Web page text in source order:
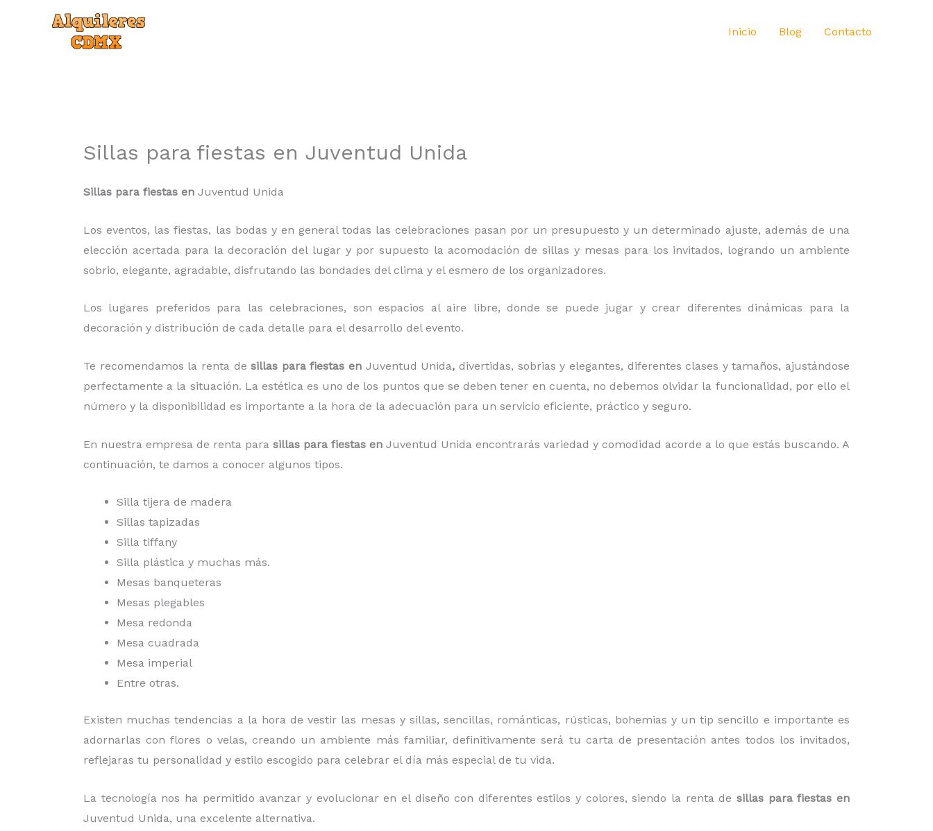
Inicio Blog Contacto
Sillas para fiestas en Juventud Unida
Sillas para fiestas en Juventud Unida
Los eventos, las fiestas, las bodas y en general todas las celebraciones pasan por un presupuesto y un determinado ajuste, además de una
elección acertada para la decoración del lugar y por supuesto la acomodación de sillas y mesas para los invitados, logrando un ambiente
sobrio, elegante, agradable, disfrutando las bondades del clima y el esmero de los organizadores.
Los lugares preferidos para las celebraciones, son espacios al aire libre, donde se puede jugar y crear diferentes dinámicas para la
decoración y distribución de cada detalle para el desarrollo del evento.
Te recomendamos la renta desillas para fiestas en Juventud Unida, divertidas, sobrias y elegantes, diferentes clases y tamaños, ajustándose
perfectamente a la situación. La estética es uno de los puntos que se deben tener en cuenta, no debemos olvidar la funcionalidad, por ello el
número y la disponibilidad es importante a la hora de la adecuación para un servicio eficiente, práctico y seguro.
En nuestra empresa de renta para sillas para fiestas en Juventud Unida encontrarás variedad y comodidad acorde a lo que estás buscando. A
continuación, te damos a conocer algunos tipos.
Silla tijera de madera
Sillas tapizadas
Silla tiffany
Silla plástica y muchas más.
Mesas banqueteras
Mesas plegables
Mesa redonda
Mesa cuadrada
Mesa imperial
Entre otras.
Existen muchas tendencias a la hora de vestir las mesas y sillas, sencillas, románticas, rústicas, bohemias y un tip sencillo e importante es
adornarlas con flores o velas, creando un ambiente más familiar, definitivamente será tu carta de presentación antes todos los invitados,
reflejaras tu personalidad y estilo escogido para celebrar el día más especial de tu vida.
La tecnología nos ha permitido avanzar y evolucionar en el diseño con diferentes estilos y colores, siendo la renta desillas para fiestas en
Juventud Unida, una excelente alternativa.